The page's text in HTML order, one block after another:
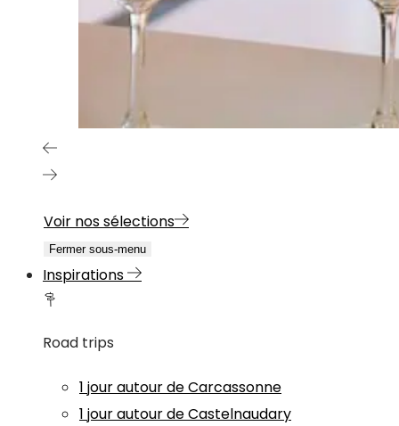
Voir nos sélections
Fermer sous-menu
Inspirations
Road trips
1 jour autour de Carcassonne
1 jour autour de Castelnaudary